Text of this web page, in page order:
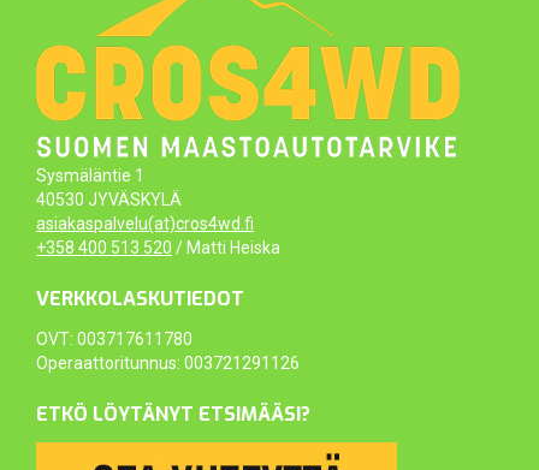
Sysmäläntie 1
40530 JYVÄSKYLÄ
asiakaspalvelu(at)cros4wd.fi
+358 400 513 520 / Matti Heiska
VERKKOLASKUTIEDOT
OVT: 003717611780
Operaattoritunnus: 003721291126
ETKÖ LÖYTÄNYT ETSIMÄÄSI?